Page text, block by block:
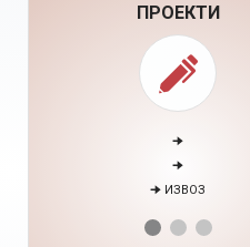
ПРОЕКТИ
🠊 ПАРТНЕРСТВО СО ЕУ
🠊 ЕНЕРГЕТСКИ ВЕШТИНИ